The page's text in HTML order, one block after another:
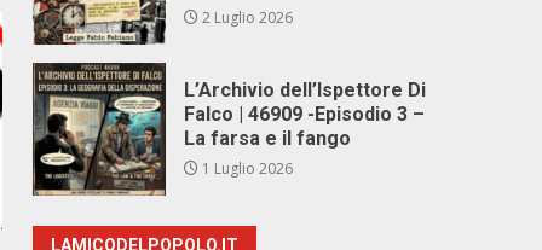
2 Luglio 2026
L’Archivio dell’Ispettore Di
Falco | 46909 -Episodio 3 –
La farsa e il fango
1 Luglio 2026
LAMICODELPOPOLO.IT